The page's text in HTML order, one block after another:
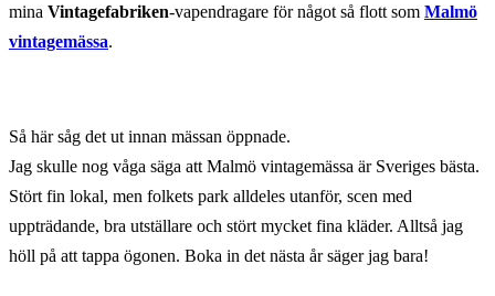
mina Vintagefabriken-vapendragare för något så flott som Malmö
vintagemässa.
Så här såg det ut innan mässan öppnade.
Jag skulle nog våga säga att Malmö vintagemässa är Sveriges bästa.
Stört fin lokal, men folkets park alldeles utanför, scen med
uppträdande, bra utställare och stört mycket fina kläder. Alltså jag
höll på att tappa ögonen. Boka in det nästa år säger jag bara!